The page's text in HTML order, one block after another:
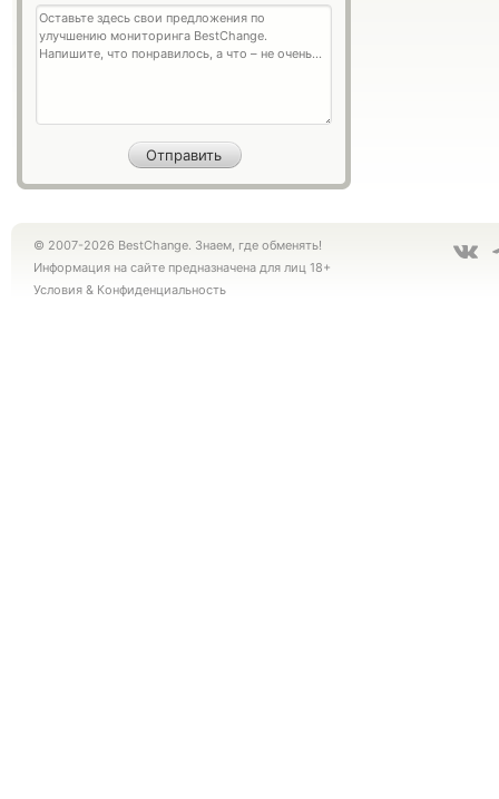
© 2007-2026 BestChange. Знаем, где обменять!
Информация на сайте предназначена для лиц 18+
Условия & Конфиденциальность